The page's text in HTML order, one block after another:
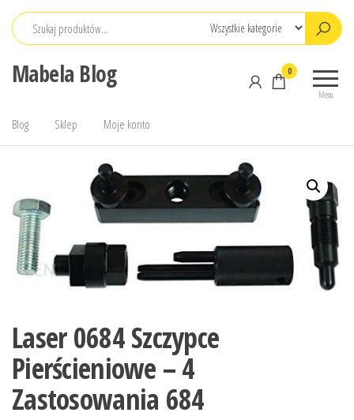
Przejdź
Mabela Blog
Menu
0
Blog Sklep Moje konto
Laser 0684 Szczypce
Pierścieniowe – 4
Zastosowania 684